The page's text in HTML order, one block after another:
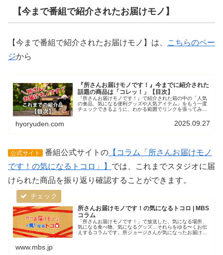
【今まで番組で紹介されたお届けモノ】
【今まで番組で紹介されたお届けモノ】は、
こちらのペー
ジから
『所さんお届けモノです！』今までに紹介された
話題の商品は「コレッ！」【目次】
『所さんお届けモノです！』で紹介された箱の中の「人気
の食品、気になる便利グッズや人気アイテム」をもう一度
チェックできるように、わかる範囲でリンクを張ってみま
hyoryuden.com 2025.09.27
公式サイト 番組公式サイトの 【コラム「所さんお届けモノ
です！の気になるトコロ」】 では、これまでスタジオに届
けられた商品を振り返り確認することができます。
所さんお届けモノです！の気になるトコロ | MBS
コラム
「所さんお届けモノです！」で放送した、気になる場所、
気になる食べ物、気になるグッズ…それらをゆる〜くお伝
えするコラムです。所ジョージさんが気になったお届けモ
www.mbs.jp